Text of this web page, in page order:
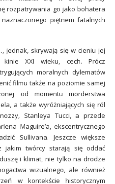
rozpatrywania go jako bohatera
piętnem fatalnych
, jednak, skrywają się w cieniu jej
kinie XXI wieku, cech. Prócz
moralnych dylematów
filmu także na poziomie samej
od momentu morderstwa
a także wyróżniających się ról
Stanleya Tucci, a przede
Maguire’a, ekscentrycznego
Sullivana. Jeszcze większe
jakim twórcy starają się oddać
i klimat, nie tylko na drodze
wizualnego, ale również
w kontekście historycznym